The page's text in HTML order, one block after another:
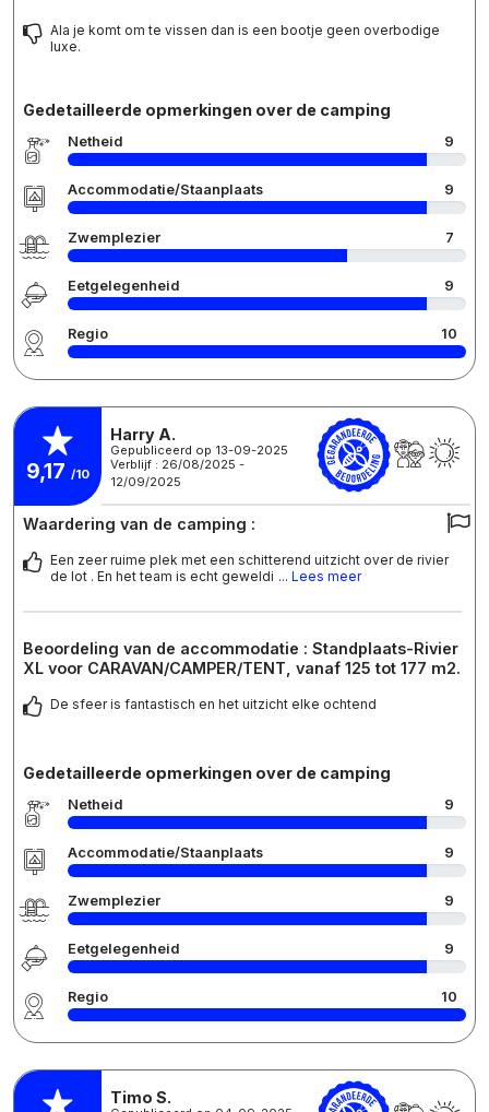
Ala je komt om te vissen dan is een bootje geen overbodige
luxe.
Gedetailleerde opmerkingen over de camping
Netheid 9
Accommodatie/Staanplaats 9
Zwemplezier 7
Eetgelegenheid 9
Regio 10
9,17 /10
Harry A.
Gepubliceerd op 13-09-2025
Verblijf : 26/08/2025 -
12/09/2025
Waardering van de camping :
Een zeer ruime plek met een schitterend uitzicht over de rivier
de lot . En het team is echt geweldi ... Lees meer
Beoordeling van de accommodatie : Standplaats-Rivier
XL voor CARAVAN/CAMPER/TENT, vanaf 125 tot 177 m2.
De sfeer is fantastisch en het uitzicht elke ochtend
Gedetailleerde opmerkingen over de camping
Netheid 9
Accommodatie/Staanplaats 9
Zwemplezier 9
Eetgelegenheid 9
Regio 10
Timo S.